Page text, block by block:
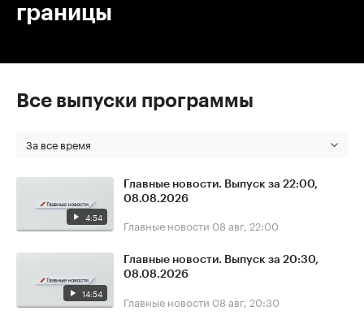
границы
Все выпуски программы
За все время
4:54
Главные новости. Выпуск за 22:00,
08.08.2026
Главные новости 08 авг, 22:00
14:54
Главные новости. Выпуск за 20:30,
08.08.2026
Главные новости 08 авг, 20:30